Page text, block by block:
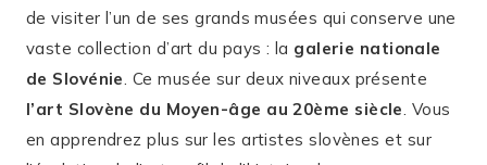
de visiter l’un de ses grands musées qui conserve une
vaste collection d’art du pays : la galerie nationale
de Slovénie. Ce musée sur deux niveaux présente
l’art Slovène du Moyen-âge au 20ème siècle. Vous
en apprendrez plus sur les artistes slovènes et sur